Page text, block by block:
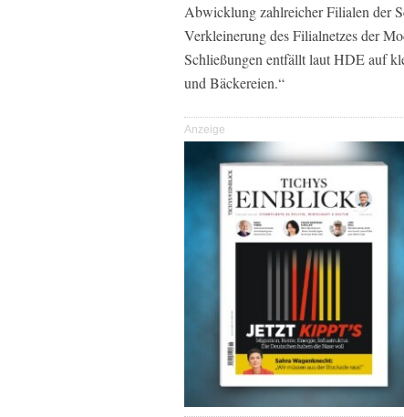
Abwicklung zahlreicher Filialen der
Verkleinerung des Filialnetzes der
Schließungen entfällt laut HDE auf
und Bäckereien.“
Anzeige